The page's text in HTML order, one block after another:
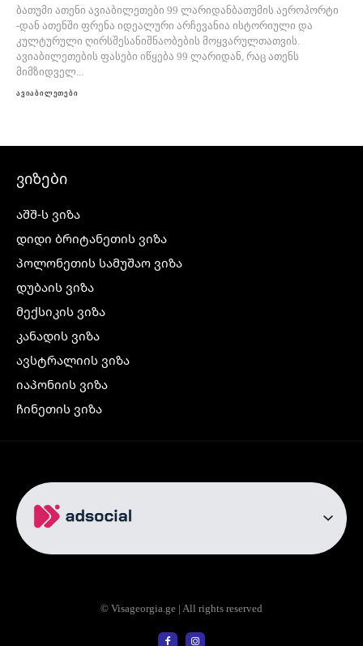
ბათუმი ათენი ავიაბილეთები 99 ლარიდანბათუმის აეროპორტი
-დან ათენში ფრენა იდეალური არჩევანია ისტორიული და
კულტურული ღირსშესანიშნაობების მოყვარულთათვის.
ავიაბილეთების ფასები იწყება 99 ლარიდან, რაც ათენს
მიმზიდველ...
ავიაბილეთები
ვიზები
აშშ-ს ვიზა
დიდი ბრიტანეთის ვიზა
პოლონეთის სამუშაო ვიზა
დუბაის ვიზა
მექსიკის ვიზა
კანადის ვიზა
ავსტრალიის ვიზა
იაპონიის ვიზა
ჩინეთის ვიზა
ჩრდილოეთ ირლანდიის ვიზა
რუსეთის ვიზა
ავიაბილეთები
თბილისი ბაქო
© Visageorgia.ge | All rights reserved